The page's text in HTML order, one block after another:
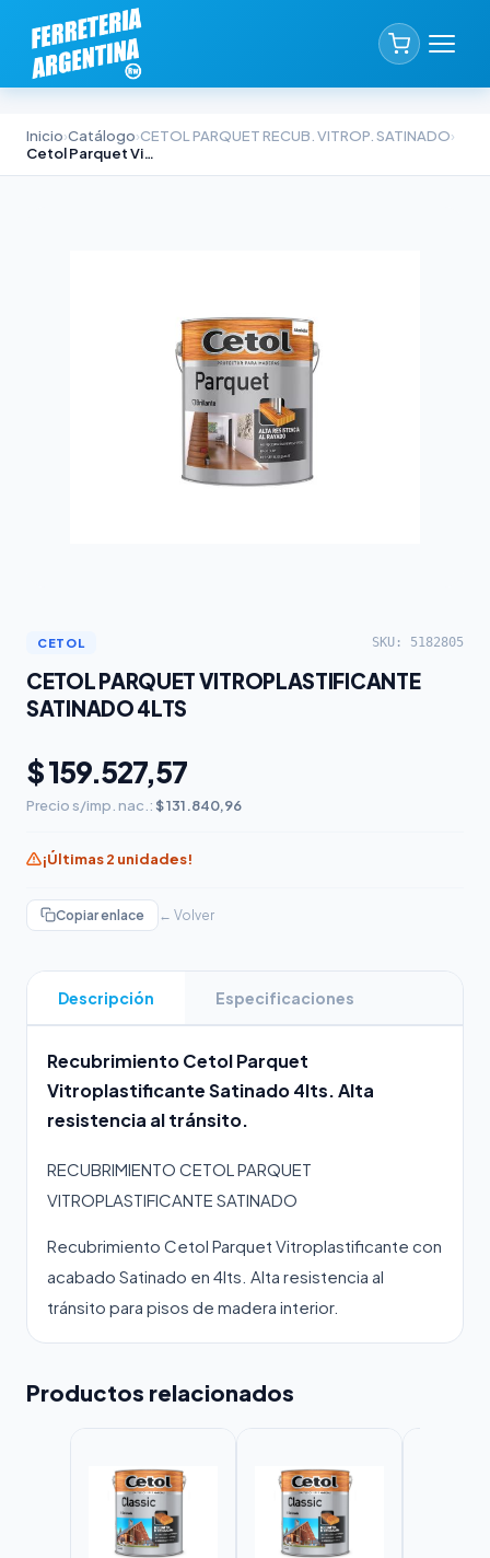
Inicio›Catálogo›CETOL PARQUET RECUB. VITROP. SATINADO›
Cetol Parquet Vitroplastificante Satinado 4lts
CETOL SKU: 5182805
CETOL PARQUET VITROPLASTIFICANTE
SATINADO 4LTS
$ 159.527,57
Precio s/imp. nac.: $ 131.840,96
¡Últimas 2 unidades!
Copiar enlace ← Volver
Descripción Especificaciones
Recubrimiento Cetol Parquet
Vitroplastificante Satinado 4lts. Alta
resistencia al tránsito.
RECUBRIMIENTO CETOL PARQUET
VITROPLASTIFICANTE SATINADO
Recubrimiento Cetol Parquet Vitroplastificante con
acabado Satinado en 4lts. Alta resistencia al
tránsito para pisos de madera interior.
Productos relacionados